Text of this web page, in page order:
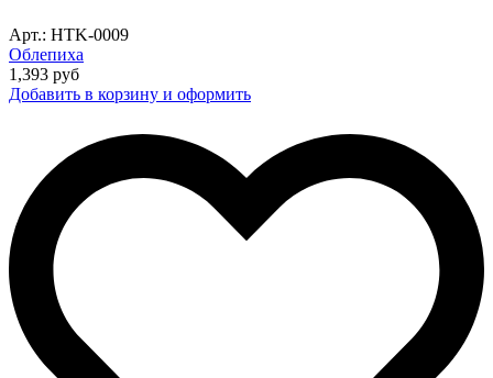
Арт.: HTK-0009
Облепиха
1,393 руб
Добавить в корзину и оформить